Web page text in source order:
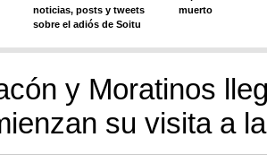
noticias, posts y tweets
sobre el adiós de Soitu
muerto
y Moratinos
su visita a